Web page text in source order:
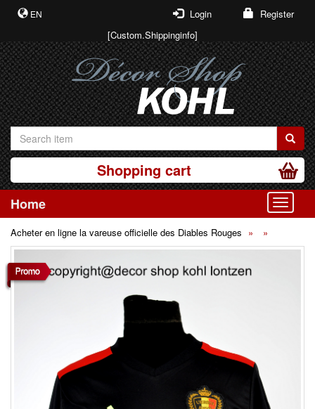
EN Register
Login
[Custom.Shippinginfo]
Shopping cart
Home
Acheter en ligne la vareuse officielle des Diables Rouges